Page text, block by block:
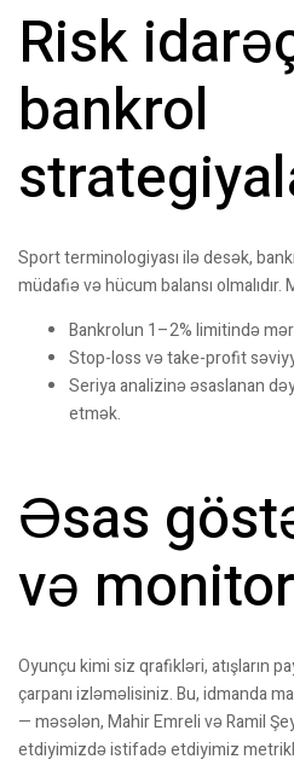
Risk
bankrol
Sport terminologiyası ilə desək,
müdafiə və hücum balansı
Bankrolun 1–2% limitində
Stop-loss və take-profit
Seriya analizinə əsaslanan
etmək.
Əsas
və
Oyunçu kimi siz qrafikləri, atışların
çarpanı izləməlisiniz. Bu, idmanda
— məsələn, Mahir Emreli və Ramil
etdiyimizdə istifadə etdiyimiz